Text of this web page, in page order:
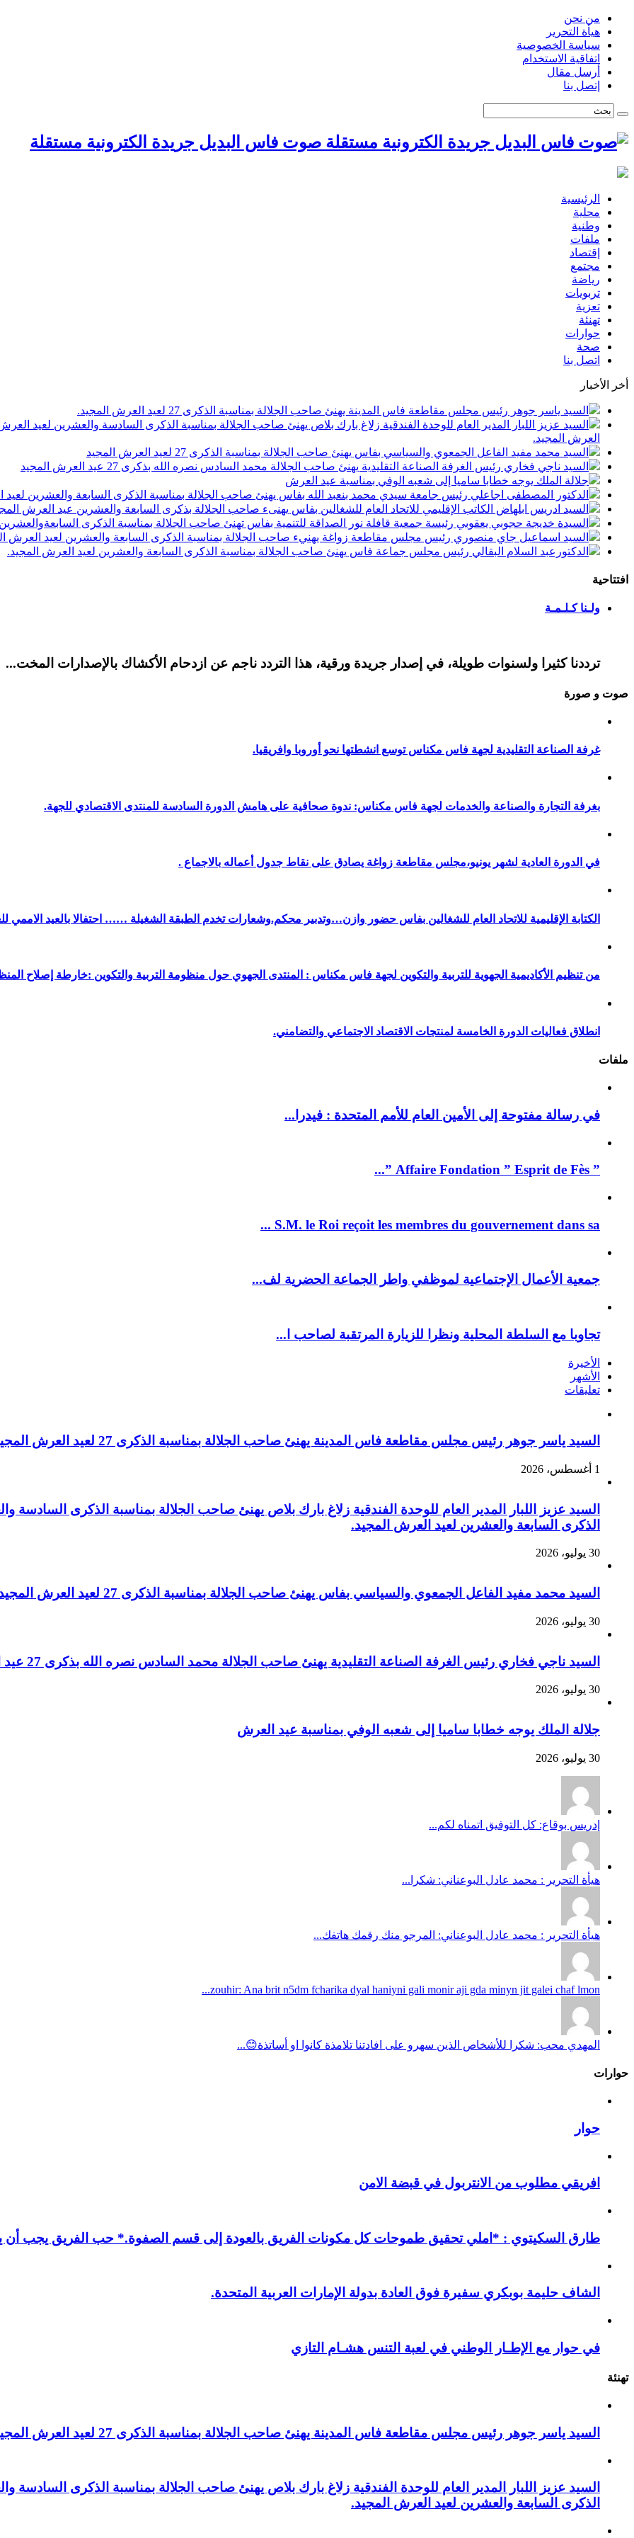
من نحن
هيأة التحرير
سياسة الخصوصية
اتفاقية الاستخدام
أرسل مقال
إتصل بنا
صوت فاس البديل جريدة الكترونية مستقلة
الرئيسية
محلية
وطنية
ملفات
إقتصاد
مجتمع
رياضة
تربويات
تعزية
تهنئة
حوارات
صحة
اتصل بنا
أخر الأخبار
السيد ياسر جوهر رئيس مجلس مقاطعة فاس المدينة يهنئ صاحب الجلالة بمناسبة الذكرى 27 لعيد العرش المجيد.
السيد عزيز اللبار المدير العام للوحدة الفندقية زلاغ بارك بلاص يهنئ صاحب الجلالة بمناسبة الذكرى السادسة والعشرين لعيد
العرش المجيد.
السيد محمد مفيد الفاعل الجمعوي والسياسي بفاس يهنئ صاحب الجلالة بمناسبة الذكرى 27 لعيد العرش المجيد
السيد ناجي فخاري رئيس الغرفة الصناعة التقليدية يهنئ صاحب الجلالة محمد السادس نصره الله بذكرى 27 عيد العرش المجيد
جلالة الملك يوجه خطابا ساميا إلى شعبه الوفي بمناسبة عيد العرش
الدكتور المصطفى اجاعلي رئيس جامعة سيدي محمد بنعبد الله بفاس يهنئ صاحب الجلالة بمناسبة الذكرى السابعة والعشرين لعيد
السيد ادريس ابلهاض الكاتب الإقليمي للاتحاد العام للشغالين بفاس يهنىء صاحب الجلالة بذكرى السابعة والعشرين عيد العرش
السيدة خديجة حجوبي يعقوبي رئيسة جمعية قافلة نور الصداقة للتنمية بفاس تهنئ صاحب الجلالة بمناسبة الذكرى
السيد اسماعيل جاي منصوري رئيس مجلس مقاطعة زواغة يهنيء صاحب الجلالة بمناسبة الذكرى السابعة والعشرين لعيد العرش
الدكتورعبد السلام البقالي رئيس مجلس جماعة فاس يهنئ صاحب الجلالة بمناسبة الذكرى السابعة والعشرين لعيد العرش المجيد.
افتتاحية
ولـنا كـلـمـة
ترددنا كثيرا ولسنوات طويلة، في إصدار جريدة ورقية، هذا التردد ناجم عن ازدحام الأكشاك بالإصدارات المخت...
صوت و صورة
غرفة الصناعة التقليدية لجهة فاس مكناس توسع انشطتها نحو أوروبا وافريقيا.
بغرفة التجارة والصناعة والخدمات لجهة فاس مكناس: ندوة صحافية على هامش الدورة السادسة للمنتدى الاقتصادي للجهة.
في الدورة العادية لشهر يونيو،مجلس مقاطعة زواغة يصادق على نقاط جدول أعماله بالاجماع .
الكتابة الإقليمية للاتحاد العام للشغالين بفاس حضور وازن…وتدبير محكم.وشعارات تخدم الطبقة الشغيلة …… احتفالا بالعيد الاممي
من تنظيم الأكاديمية الجهوية للتربية والتكوين لجهة فاس مكناس : المنتدى الجهوي حول منظومة التربية والتكوين :خارطة إصلاح
انطلاق فعاليات الدورة الخامسة لمنتجات الاقتصاد الاجتماعي والتضامني.
ملفات
في رسالة مفتوحة إلى الأمين العام للأمم المتحدة : فيدرا...
” Affaire Fondation ” Esprit de Fès ”...
S.M. le Roi reçoit les membres du gouvernement dans sa ...
جمعية الأعمال الإجتماعية لموظفي واطر الجماعة الحضرية لف...
تجاوبا مع السلطة المحلية ونظرا للزيارة المرتقبة لصاحب ا...
الأخيرة
الأشهر
تعليقات
السيد ياسر جوهر رئيس مجلس مقاطعة فاس المدينة يهنئ صاحب الجلالة بمناسبة الذكرى 27 لعيد العرش المجيد.
1 أغسطس، 2026
السيد عزيز اللبار المدير العام للوحدة الفندقية زلاغ بارك بلاص يهنئ صاحب الجلالة بمناسبة الذكرى
الذكرى السابعة والعشرين لعيد العرش المجيد.
30 يوليو، 2026
السيد محمد مفيد الفاعل الجمعوي والسياسي بفاس يهنئ صاحب الجلالة بمناسبة الذكرى 27 لعيد العرش المجيد
30 يوليو، 2026
السيد ناجي فخاري رئيس الغرفة الصناعة التقليدية يهنئ صاحب الجلالة محمد السادس نصره الله بذكرى 27 عيد العرش المجيد
30 يوليو، 2026
جلالة الملك يوجه خطابا ساميا إلى شعبه الوفي بمناسبة عيد العرش
30 يوليو، 2026
إدريس بوقاع: كل التوفيق اتمناه لكم...
هيأة التحرير : محمد عادل البوعناني: شكرا...
هيأة التحرير : محمد عادل البوعناني: المرجو منك رقمك هاتفك...
zouhir: Ana brit n5dm fcharika dyal haniyni gali monir aji gda minyn jit galei chaf lmon...
المهدي محب: شكرا للأشخاص الذين سهرو على افادتنا تلامذة كانوا او أساتذة😊...
حوارات
حوار
افريقي مطلوب من الانتربول في قبضة الامن
طارق السكيتوي : *املي تحقيق طموحات كل مكونات الفريق بالعودة إلى قسم الصفوة.* حب الفريق يجب أن
الشاف حليمة بوبكري سفيرة فوق العادة بدولة الإمارات العربية المتحدة.
في حوار مع الإطـار الوطني في لعبة التنس هشـام التازي
تهنئة
السيد ياسر جوهر رئيس مجلس مقاطعة فاس المدينة يهنئ صاحب الجلالة بمناسبة الذكرى 27 لعيد العرش المجيد.
السيد عزيز اللبار المدير العام للوحدة الفندقية زلاغ بارك بلاص يهنئ صاحب الجلالة بمناسبة الذكرى
الذكرى السابعة والعشرين لعيد العرش المجيد.